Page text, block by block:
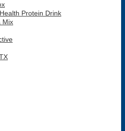
Protein Drink
Mix